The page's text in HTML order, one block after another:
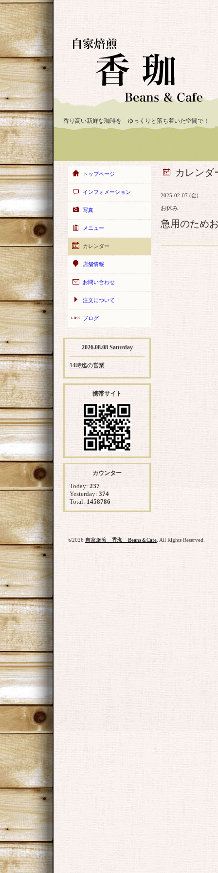
香り高い新鮮な珈琲を ゆっくりと落ち着いた空間で！
カレンダ
2025-02-07 (金)
お休み
急用のため
トップページ
インフォメーション
写真
メニュー
カレンダー
店舗情報
お問い合わせ
注文について
ブログ
2026.08.08 Saturday
14時迄の営業
携帯サイト
カウンター
Today: 237
Yesterday: 374
Total: 1458786
©2026 自家焙煎 香珈 Beans＆Cafe . All Rights Reserved.